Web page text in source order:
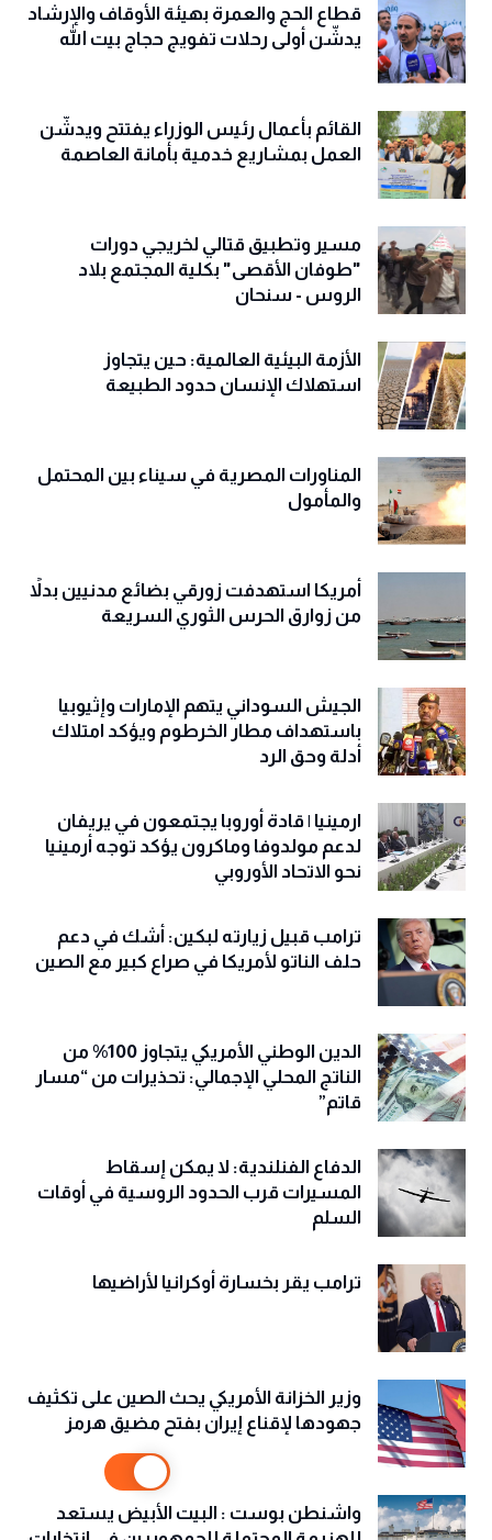
قطاع الحج والعمرة بهيئة الأوقاف والإرشاد
يدشّن أولى رحلات تفويج حجاج بيت الله
القائم بأعمال رئيس الوزراء يفتتح ويدشّن
العمل بمشاريع خدمية بأمانة العاصمة
مسير وتطبيق قتالي لخريجي دورات
"طوفان الأقصى" بكلية المجتمع بلاد
الروس - سنحان
الأزمة البيئية العالمية: حين يتجاوز
استهلاك الإنسان حدود الطبيعة
المناورات المصرية في سيناء بين المحتمل
والمأمول
أمريكا استهدفت زورقي بضائع مدنيين بدلاً
من زوارق الحرس الثوري السريعة
الجيش السوداني يتهم الإمارات وإثيوبيا
باستهداف مطار الخرطوم ويؤكد امتلاك
أدلة وحق الرد
ارمينيا | قادة أوروبا يجتمعون في يريفان
لدعم مولدوفا وماكرون يؤكد توجه أرمينيا
نحو الاتحاد الأوروبي
ترامب قبيل زيارته لبكين: أشك في دعم
حلف الناتو لأمريكا في صراع كبير مع الصين
الدين الوطني الأمريكي يتجاوز 100% من
الناتج المحلي الإجمالي: تحذيرات من “مسار
قاتم”
الدفاع الفنلندية: لا يمكن إسقاط
المسيرات قرب الحدود الروسية في أوقات
السلم
ترامب يقر بخسارة أوكرانيا لأراضيها
وزير الخزانة الأمريكي يحث الصين على تكثيف
جهودها لإقناع إيران بفتح مضيق هرمز
واشنطن بوست : البيت الأبيض يستعد